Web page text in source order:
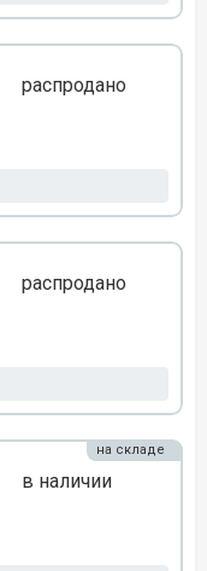
распродано
распродано
в наличии
на складе